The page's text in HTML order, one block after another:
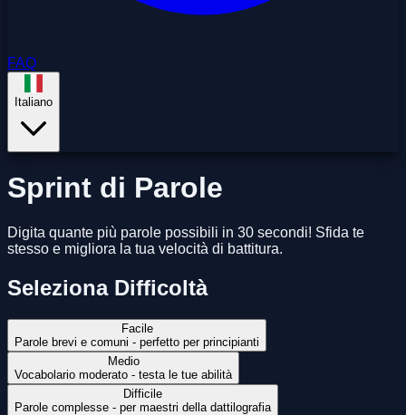
FAQ
Italiano
Sprint di Parole
Digita quante più parole possibili in 30 secondi! Sfida te
stesso e migliora la tua velocità di battitura.
Seleziona Difficoltà
Facile
Parole brevi e comuni - perfetto per principianti
Medio
Vocabolario moderato - testa le tue abilità
Difficile
Parole complesse - per maestri della dattilografia